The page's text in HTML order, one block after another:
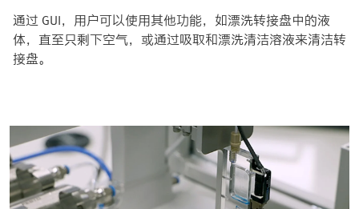
通过 GUI，用户可以使用其他功能，如漂洗转接盘中的液
体，直至只剩下空气，或通过吸取和漂洗清洁溶液来清洁转
接盘。